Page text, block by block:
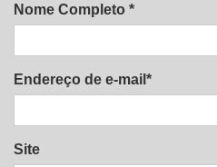
Nome Completo *
Endereço de e-mail*
Site